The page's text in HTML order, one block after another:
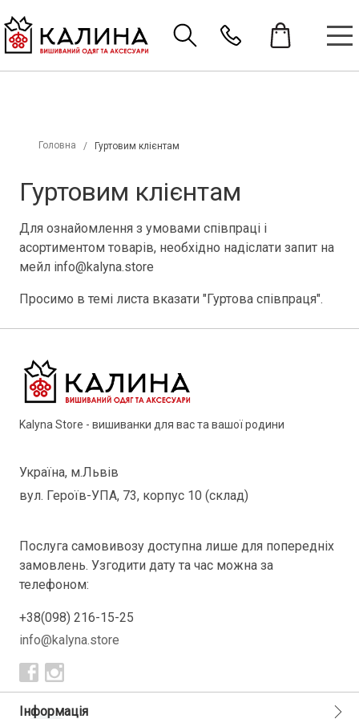
Головна Гуртовим клієнтам
Гуртовим клієнтам
Для ознайомлення з умовами співпраці і
асортиментом товарів, необхідно надіслати запит на
мейл info@kalyna.store
Просимо в темі листа вказати "Гуртова співпраця".
Kalyna Store - вишиванки для вас та вашої родини
Україна, м.Львів
вул. Героїв-УПА, 73, корпус 10 (склад)
Послуга самовивозу доступна лише для попередніх
замовлень. Узгодити дату та час можна за
телефоном:
+38(098) 216-15-25
info@kalyna.store
Інформація